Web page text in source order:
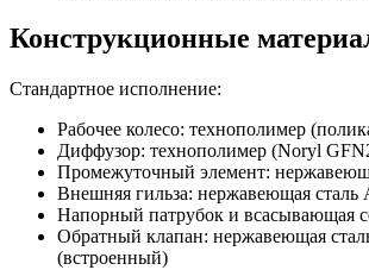
Конструкционные
Стандартное исполнение:
Рабочее колесо: технополимер
Диффузор: технополимер (Noryl
Промежуточный элемент:
Внешняя гильза: нержавеющая сталь
Напорный патрубок и всасывающая
Обратный клапан: нержавеющая
(встроенный)